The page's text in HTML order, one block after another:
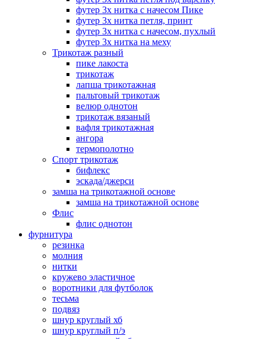
футер 3х нитка с начесом Пике
футер 3х нитка петля, принт
футер 3х нитка с начесом, пухлый
футер 3х нитка на меху
Трикотаж разный
пике лакоста
трикотаж
лапша трикотажная
пальтовый трикотаж
велюр однотон
трикотаж вязаный
вафля трикотажная
ангора
термополотно
Спорт трикотаж
бифлекс
эскада/джерси
замша на трикотажной основе
замша на трикотажной основе
Флис
флис однотон
фурнитура
резинка
молния
нитки
кружево эластичное
воротники для футболок
тесьма
подвяз
шнур круглый хб
шнур круглый п/э